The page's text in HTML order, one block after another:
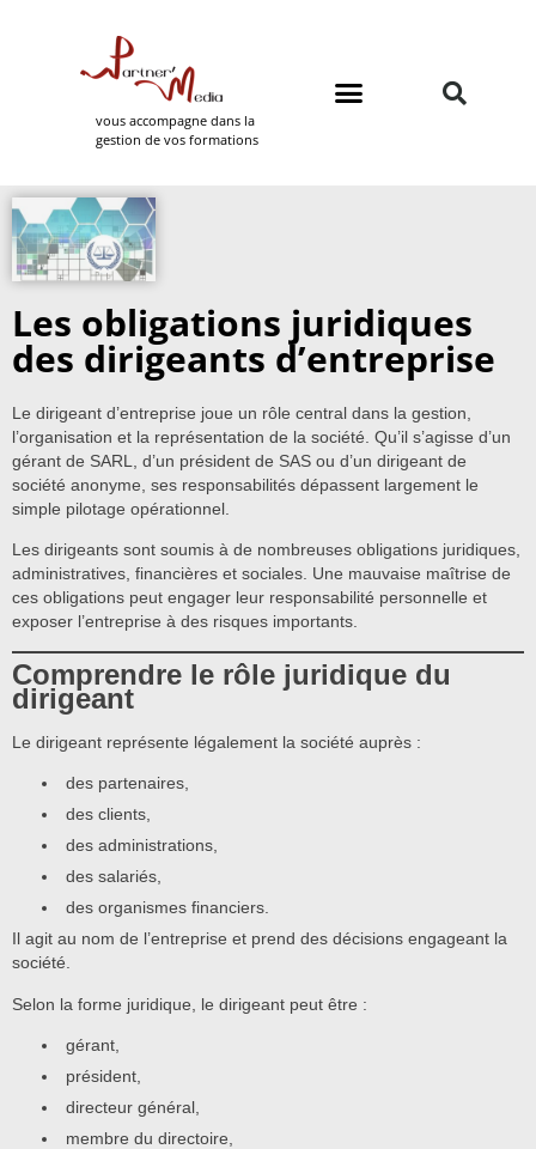
vous accompagne dans la
gestion de vos formations
Les obligations juridiques
des dirigeants d’entreprise
Le dirigeant d’entreprise joue un rôle central dans la gestion,
l’organisation et la représentation de la société. Qu’il s’agisse d’un
gérant de SARL, d’un président de SAS ou d’un dirigeant de
société anonyme, ses responsabilités dépassent largement le
simple pilotage opérationnel.
Les dirigeants sont soumis à de nombreuses obligations juridiques,
administratives, financières et sociales. Une mauvaise maîtrise de
ces obligations peut engager leur responsabilité personnelle et
exposer l’entreprise à des risques importants.
Comprendre le rôle juridique du
dirigeant
Le dirigeant représente légalement la société auprès :
des partenaires,
des clients,
des administrations,
des salariés,
des organismes financiers.
Il agit au nom de l’entreprise et prend des décisions engageant la
société.
Selon la forme juridique, le dirigeant peut être :
gérant,
président,
directeur général,
membre du directoire,